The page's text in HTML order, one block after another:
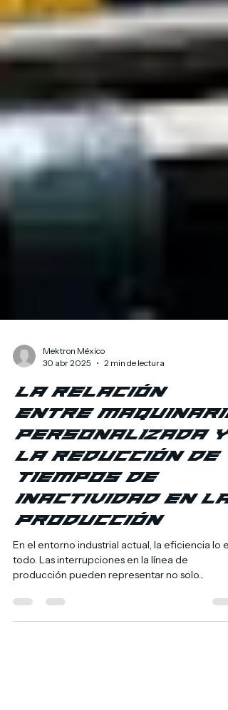
30 abr 2025
2 min de lectura
La Relación
entre
Personalizada y
la Reducción de
Tiempos de
Inactividad en la
Producción
En el entorno industrial actual, la eficiencia lo es
producción pueden representar no solo...